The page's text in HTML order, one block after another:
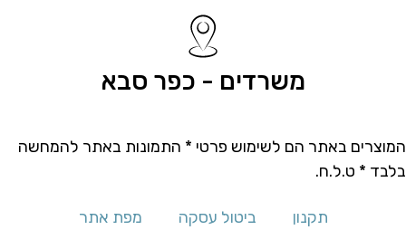
משרדים - כפר סבא
המוצרים באתר הם לשימוש פרטי * התמונות באתר להמחשה
בלבד * ט.ל.ח.
תקנון ביטול עסקה מפת אתר